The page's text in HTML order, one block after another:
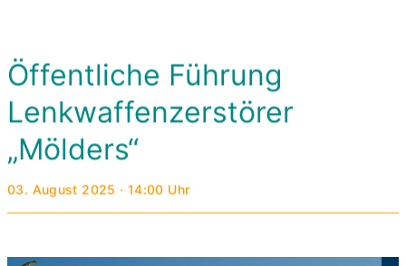
Öffentliche Führung
Lenkwaffenzerstörer
„Mölders“
03. August 2025 · 14:00 Uhr